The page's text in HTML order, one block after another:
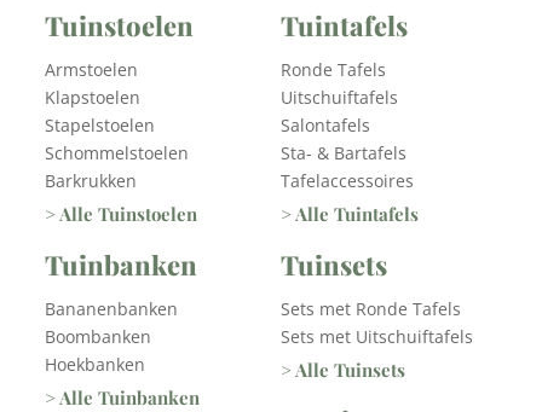
Tuinstoelen
Armstoelen
Klapstoelen
Stapelstoelen
Schommelstoelen
Barkrukken
> Alle Tuinstoelen
Tuinbanken
Bananenbanken
Boombanken
Hoekbanken
> Alle Tuinbanken
Tuintafels
Ronde Tafels
Uitschuiftafels
Salontafels
Sta- & Bartafels
Tafelaccessoires
> Alle Tuintafels
Tuinsets
Sets met Ronde Tafels
Sets met Uitschuiftafels
> Alle Tuinsets